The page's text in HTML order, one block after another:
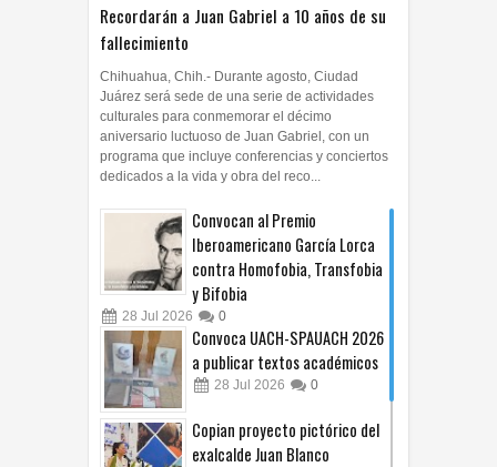
Recordarán a Juan Gabriel a 10 años de su
fallecimiento
Chihuahua, Chih.- Durante agosto, Ciudad
Juárez será sede de una serie de actividades
culturales para conmemorar el décimo
aniversario luctuoso de Juan Gabriel, con un
programa que incluye conferencias y conciertos
dedicados a la vida y obra del reco...
Convocan al Premio
Iberoamericano García Lorca
contra Homofobia, Transfobia
y Bifobia
28 Jul 2026 0
Convoca UACH-SPAUACH 2026
a publicar textos académicos
28 Jul 2026 0
Copian proyecto pictórico del
exalcalde Juan Blanco